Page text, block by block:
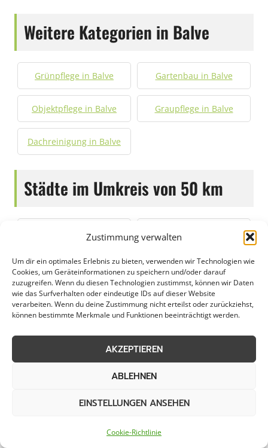
Zustimmung verwalten
Um dir ein optimales Erlebnis zu bieten, verwenden wir Technologien wie
Cookies, um Geräteinformationen zu speichern und/oder darauf
zuzugreifen. Wenn du diesen Technologien zustimmst, können wir Daten
wie das Surfverhalten oder eindeutige IDs auf dieser Website
verarbeiten. Wenn du deine Zustimmung nicht erteilst oder zurückziehst,
können bestimmte Merkmale und Funktionen beeinträchtigt werden.
AKZEPTIEREN
ABLEHNEN
EINSTELLUNGEN ANSEHEN
Cookie-Richtlinie
Weitere Kategorien in Balve
Grünpflege in Balve Gartenbau in Balve
Objektpflege in Balve Graupflege in Balve
Dachreinigung in Balve
Städte im Umkreis von 50 km
Räumung von
Ahlen
Räumung von
Altena
Räumung von
öffentlichen Flächen in
Anröchte
Räumung von
öffentlichen Flächen in
Attendorn
öffentlichen Flächen in
öffentlichen Flächen in
öffentlichen Flächen in
öffentlichen Flächen in